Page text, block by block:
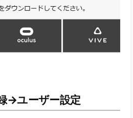
→ユーザー設定